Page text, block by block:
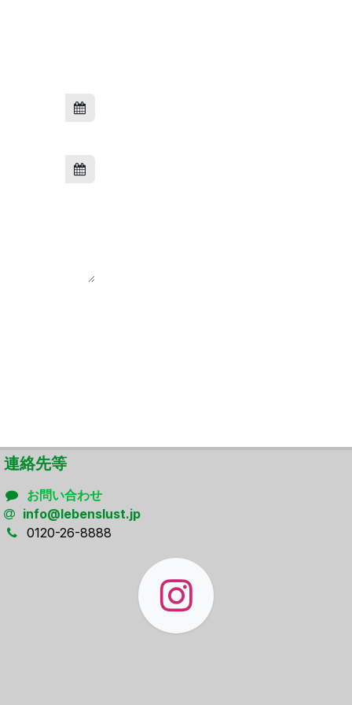
連絡先等
お問い合わせ
info@lebenslust.jp
0120-26-8888